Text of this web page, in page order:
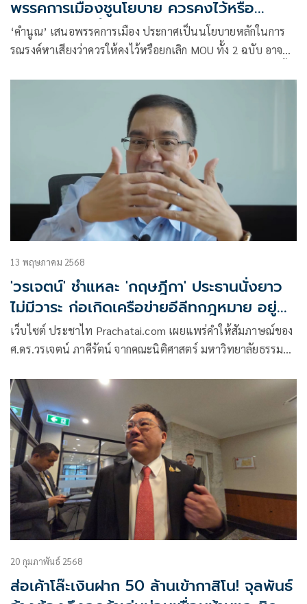
พรรคการเมืองชูนโยบาย ควรคงไว้หรือ
ยกเลิก MOUทั้ง 2 ฉบับ
‘คำนูณ’ เสนอพรรคการเมือง ประกาศเป็นนโยบายหลักในการ
รณรงค์หาเสียงว่าควรให้คงไว้หรือยกเลิก MOU ทั้ง 2 ฉบับ อาจ
13 พฤษภาคม 2568
'วรเจตน์' ชำแหละ 'กฤษฎีกา' ประธานนั่งยาว
ไม่มีวาระ ก่อเกิดเครือข่ายอีลีทกฎหมาย อยู่
เหนือรัฐบาล
เว็บไซต์ ประชาไท Prachatai.com เผยแพร่คำให้สัมภาษณ์ของ
ศ.ดร.วรเจตน์ ภาคีรัตน์ จากคณะนิติศาสตร์ มหาวิทยาลัยธรรม
20 กุมภาพันธ์ 2568
ส่อเค้าโล๊ะเงินฝาก 50 ล้านเข้ากาสิโน! จุลพันธ์